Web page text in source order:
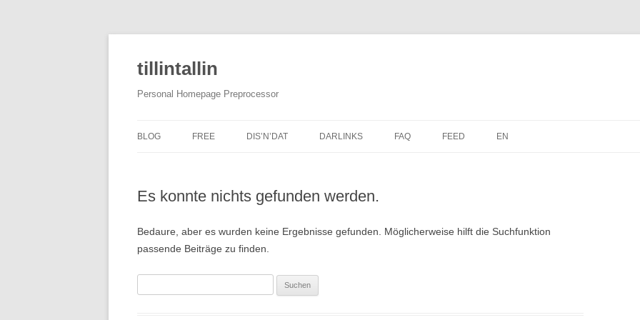
tillintallin
Personal Homepage Preprocessor
Inhalt
BLOG FREE DIS’N’DAT DARLINKS FAQ FEED EN
Es konnte nichts gefunden werden.
Bedaure, aber es wurden keine Ergebnisse gefunden. Möglicherweise hilft die Suchfunktion
passende Beiträge zu finden.